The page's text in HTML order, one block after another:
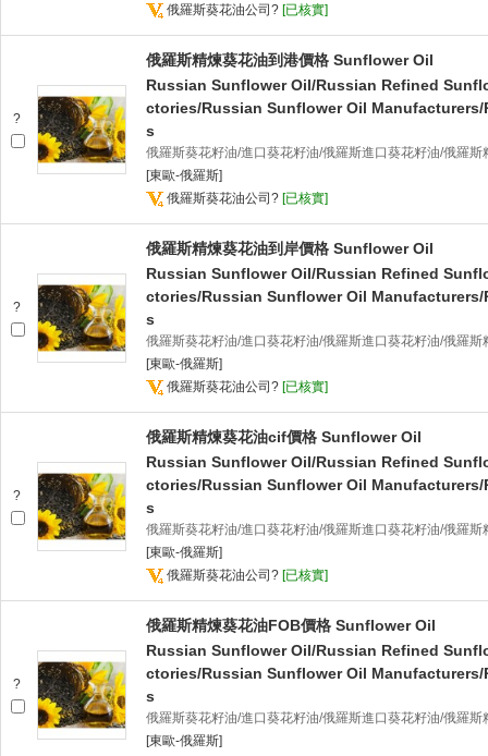
俄羅斯葵花油公司 ? [已核實]
?
俄羅斯精煉葵花油到港價格 Sunflower Oil
Russian Sunflower Oil/Russian Refined
ctories/Russian Sunflower Oil
s
俄羅斯葵花籽油/進口葵花籽油/俄羅斯進口葵花籽油/俄羅
[東歐-俄羅斯]
俄羅斯葵花油公司 ? [已核實]
?
俄羅斯精煉葵花油到岸價格 Sunflower Oil
Russian Sunflower Oil/Russian Refined
ctories/Russian Sunflower Oil
s
俄羅斯葵花籽油/進口葵花籽油/俄羅斯進口葵花籽油/俄羅
[東歐-俄羅斯]
俄羅斯葵花油公司 ? [已核實]
?
俄羅斯精煉葵花油cif價格 Sunflower Oil
Russian Sunflower Oil/Russian Refined
ctories/Russian Sunflower Oil
s
俄羅斯葵花籽油/進口葵花籽油/俄羅斯進口葵花籽油/俄羅
[東歐-俄羅斯]
俄羅斯葵花油公司 ? [已核實]
?
俄羅斯精煉葵花油FOB價格 Sunflower Oil
Russian Sunflower Oil/Russian Refined
ctories/Russian Sunflower Oil
s
俄羅斯葵花籽油/進口葵花籽油/俄羅斯進口葵花籽油/俄羅
[東歐-俄羅斯]